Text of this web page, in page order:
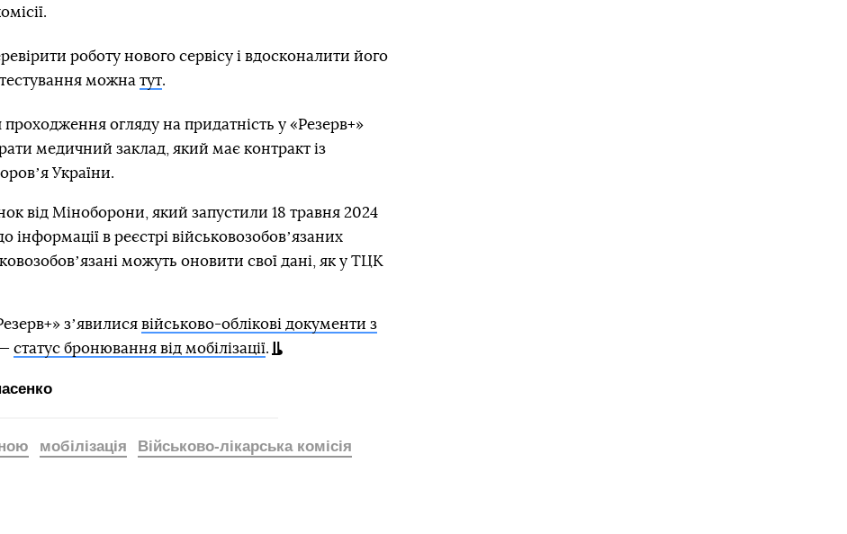
роботу нового сервісу і вдосконалити його
можна тут.
огляду на придатність у «Резерв+»
медичний заклад, який має контракт із
України.
від Міноборони, який запустили 18 травня 2024
інформації в реєстрі військовозобовʼязаних
можуть оновити свої дані, як у ТЦК
зʼявилися військово-облікові документи з
статус бронювання від мобілізації.
мобілізація Військово-лікарська комісія